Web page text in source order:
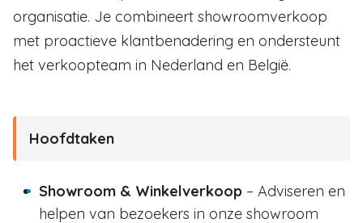
organisatie. Je combineert showroomverkoop
met proactieve klantbenadering en ondersteunt
het verkoopteam in Nederland en België.
Hoofdtaken
Showroom & Winkelverkoop – Adviseren en
helpen van bezoekers in onze showroom